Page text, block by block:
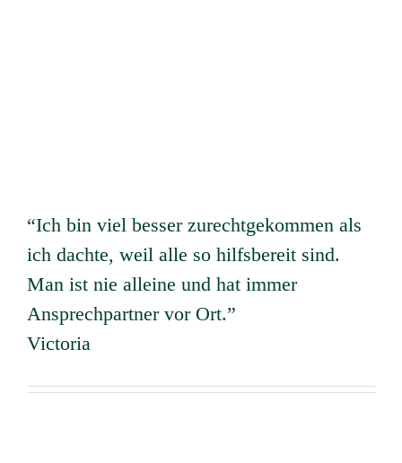
“Ich bin viel besser zurechtgekommen als
ich dachte, weil alle so hilfsbereit sind.
Man ist nie alleine und hat immer
Ansprechpartner vor Ort.”
Victoria